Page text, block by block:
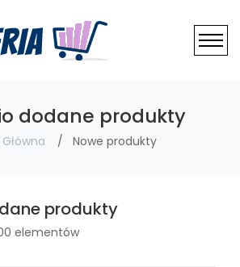
dodane produkty
Nowe produkty
produkty
elementów